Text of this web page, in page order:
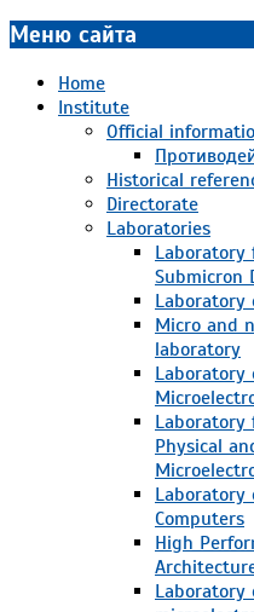
Меню сайта
Home
Institute
Official
Historical
Directorate
Laboratories
Submicron
Laboratory
Micro and
laboratory
Laboratory
Laboratory
Physical
Laboratory
Computers
High